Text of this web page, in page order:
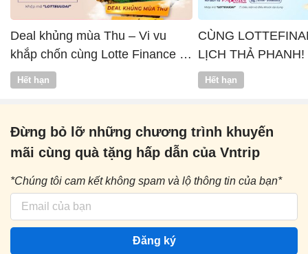
Deal khủng mùa Thu – Vi vu
khắp chốn cùng Lotte Finance x
Vntrip
Hết hạn
CÙNG
LỊCH THẢ PHANH!
Hết hạn
Đừng bỏ lỡ những chương trình khuyến
mãi cùng quà tặng hấp dẫn của Vntrip
*Chúng tôi cam kết không spam và lộ thông tin của bạn*
Đăng ký